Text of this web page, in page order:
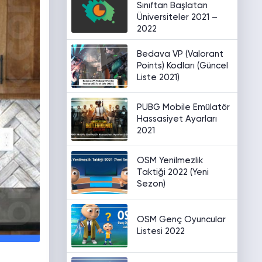
Sınıftan Başlatan
Üniversiteler 2021 –
2022
Bedava VP (Valorant
Points) Kodları (Güncel
Liste 2021)
PUBG Mobile Emülatör
Hassasiyet Ayarları
2021
OSM Yenilmezlik
Taktiği 2022 (Yeni
Sezon)
OSM Genç Oyuncular
Listesi 2022